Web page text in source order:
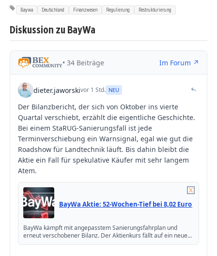
Baywa Deutschland Finanzwesen Regulierung Restrukturierung
Diskussion zu BayWa